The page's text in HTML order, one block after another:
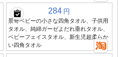
284 円
景奇ベビーの小さな四角タオル、子供用
タオル、純綿ガーゼよだれ垂れタオル、
ベビーフェイスタオル、新生児超柔らか
い四角タオル